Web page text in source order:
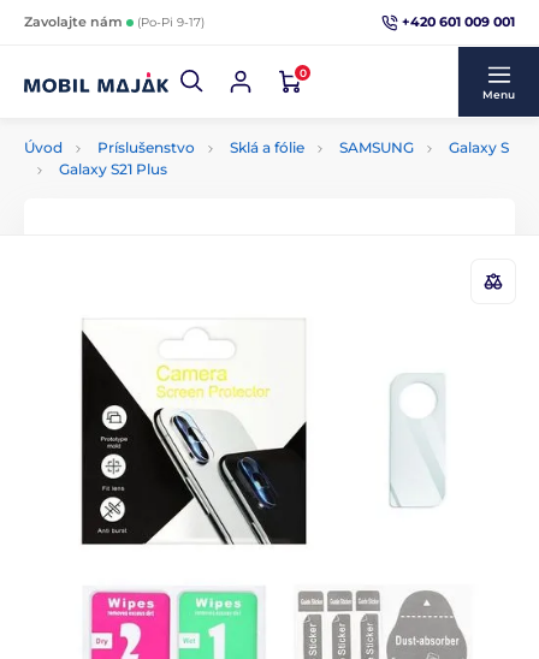
Zavolajte nám (Po-Pi 9-17) +420 601 009 001
0
Menu
Úvod Príslušenstvo Sklá a fólie SAMSUNG
Galaxy S
Galaxy S21 Plus